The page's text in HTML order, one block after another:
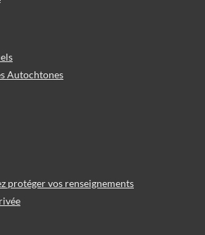
Autochtones
protéger vos renseignements